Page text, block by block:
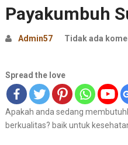
Payakumbuh
Admin57 Tidak ada
Spread the love
Apakah anda sedang
berkualitas? baik untuk